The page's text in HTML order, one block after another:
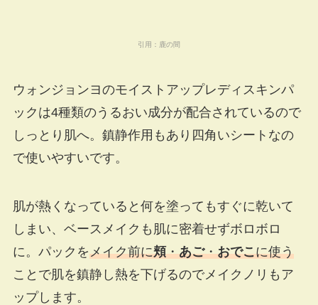
引用： 鹿の間
ウォンジョンヨのモイストアップレディスキンパ
ックは4種類のうるおい成分が配合されているので
しっとり肌へ。鎮静作用もあり四角いシートなの
で使いやすいです。
肌が熱くなっていると何を塗ってもすぐに乾いて
しまい、ベースメイクも肌に密着せずボロボロ
に。パックをメイク前に頬・あご・おでこに使う
ことで肌を鎮静し熱を下げるのでメイクノリもア
ップします。